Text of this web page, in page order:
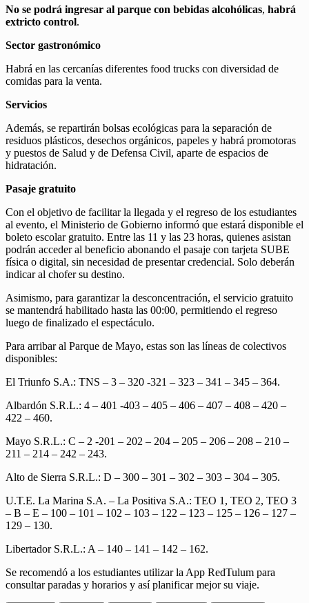
No se podrá ingresar al parque con bebidas alcohólicas, habrá
extricto control.
Sector gastronómico
Habrá en las cercanías diferentes food trucks con diversidad de
comidas para la venta.
Servicios
Además, se repartirán bolsas ecológicas para la separación de
residuos plásticos, desechos orgánicos, papeles y habrá promotoras
y puestos de Salud y de Defensa Civil, aparte de espacios de
hidratación.
Pasaje gratuito
Con el objetivo de facilitar la llegada y el regreso de los estudiantes
al evento, el Ministerio de Gobierno informó que estará disponible el
boleto escolar gratuito. Entre las 11 y las 23 horas, quienes asistan
podrán acceder al beneficio abonando el pasaje con tarjeta SUBE
física o digital, sin necesidad de presentar credencial. Solo deberán
indicar al chofer su destino.
Asimismo, para garantizar la desconcentración, el servicio gratuito
se mantendrá habilitado hasta las 00:00, permitiendo el regreso
luego de finalizado el espectáculo.
Para arribar al Parque de Mayo, estas son las líneas de colectivos
disponibles:
El Triunfo S.A.: TNS – 3 – 320 -321 – 323 – 341 – 345 – 364.
Albardón S.R.L.: 4 – 401 -403 – 405 – 406 – 407 – 408 – 420 –
422 – 460.
Mayo S.R.L.: C – 2 -201 – 202 – 204 – 205 – 206 – 208 – 210 –
211 – 214 – 242 – 243.
Alto de Sierra S.R.L.: D – 300 – 301 – 302 – 303 – 304 – 305.
U.T.E. La Marina S.A. – La Positiva S.A.: TEO 1, TEO 2, TEO 3
– B – E – 100 – 101 – 102 – 103 – 122 – 123 – 125 – 126 – 127 –
129 – 130.
Libertador S.R.L.: A – 140 – 141 – 142 – 162.
Se recomendó a los estudiantes utilizar la App RedTulum para
consultar paradas y horarios y así planificar mejor su viaje.